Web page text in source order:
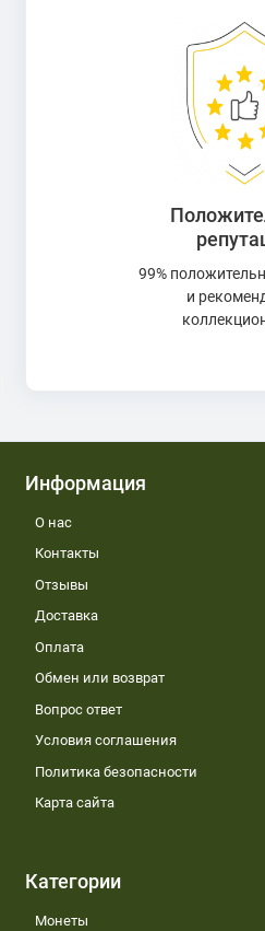
99%
и
Информация
О нас
Контакты
Отзывы
Доставка
Оплата
Обмен или возврат
Вопрос ответ
Условия соглашения
Политика безопасности
Карта сайта
Категории
Монеты